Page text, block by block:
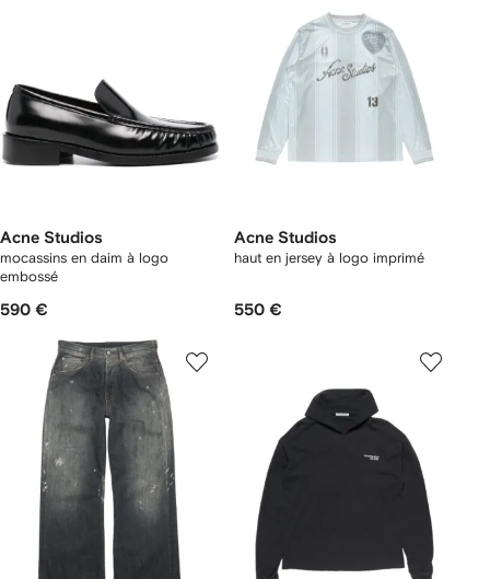
Acne Studios
mocassins en daim à logo
embossé
590 €
Acne Studios
haut en jersey à logo imprimé
550 €